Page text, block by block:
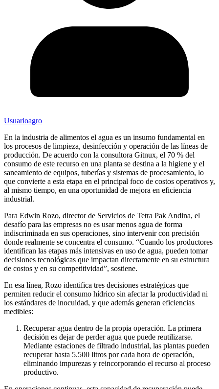
Usuarioagro
En la industria de alimentos el agua es un insumo fundamental en
los procesos de limpieza, desinfección y operación de las líneas de
producción. De acuerdo con la consultora Gitnux, el 70 % del
consumo de este recurso en una planta se destina a la higiene y el
saneamiento de equipos, tuberías y sistemas de procesamiento, lo
que convierte a esta etapa en el principal foco de costos operativos y,
al mismo tiempo, en una oportunidad de mejora en eficiencia
industrial.
Para Edwin Rozo, director de Servicios de Tetra Pak Andina, el
desafío para las empresas no es usar menos agua de forma
indiscriminada en sus operaciones, sino intervenir con precisión
donde realmente se concentra el consumo. “Cuando los productores
identifican las etapas más intensivas en uso de agua, pueden tomar
decisiones tecnológicas que impactan directamente en su estructura
de costos y en su competitividad”, sostiene.
En esa línea, Rozo identifica tres decisiones estratégicas que
permiten reducir el consumo hídrico sin afectar la productividad ni
los estándares de inocuidad, y que además generan eficiencias
medibles:
Recuperar agua dentro de la propia operación. La primera
decisión es dejar de perder agua que puede reutilizarse.
Mediante estaciones de filtrado industrial, las plantas pueden
recuperar hasta 5.500 litros por cada hora de operación,
eliminando impurezas y reincorporando el recurso al proceso
productivo.